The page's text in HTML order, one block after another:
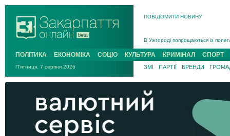
ПОВІДОМИТИ НОВИНУ
В Ужгороді попрощаються із
В Ужгороді 5 серпня
Підтвердили загибель
На війні з рф поліг військовий з
На Хустщині внаслідок ДТП за
Інструктора районного ТЦК на
ПОЛІТИКА ЕКОНОМІКА СОЦІО КУЛЬТУРА КРИМІНАЛ СПОРТ
П'ятниця, 7 серпня 2026 ЗМІ ПАРТІЇ БРЕНДИ